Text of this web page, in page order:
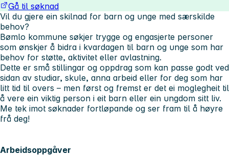
Gå til søknad
Vil du gjere ein skilnad for barn og unge med særskilde
behov?
Bømlo kommune søkjer trygge og engasjerte personer
som ønskjer å bidra i kvardagen til barn og unge som har
behov for støtte, aktivitet eller avlastning.
Dette er små stillingar og oppdrag som kan passe godt ved
sidan av studiar, skule, anna arbeid eller for deg som har
litt tid til overs – men først og fremst er det ei moglegheit til
å vere ein viktig person i eit barn eller ein ungdom sitt liv.
Me tek imot søknader fortløpande og ser fram til å høyre
frå deg!
Arbeidsoppgåver